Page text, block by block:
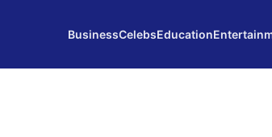
BusinessCelebsEducation